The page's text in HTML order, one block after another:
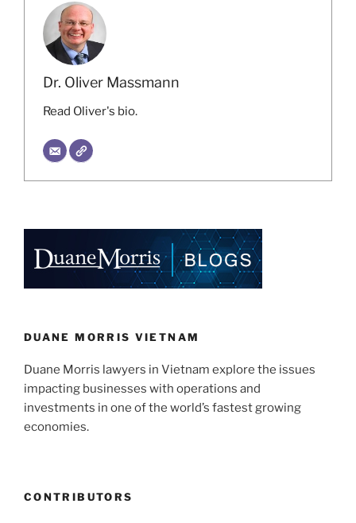
Dr. Oliver Massmann
Read Oliver's bio.
DUANE MORRIS VIETNAM
Duane Morris lawyers in Vietnam explore the issues
impacting businesses with operations and
investments in one of the world’s fastest growing
economies.
CONTRIBUTORS